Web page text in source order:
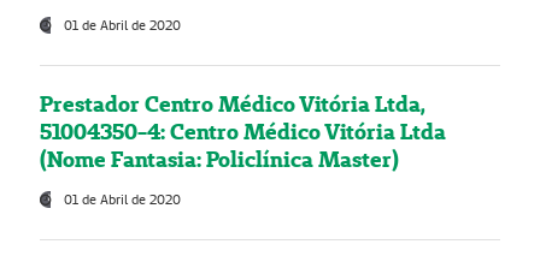
01 de Abril de 2020
Prestador Centro Médico Vitória Ltda,
51004350-4: Centro Médico Vitória Ltda
(Nome Fantasia: Policlínica Master)
01 de Abril de 2020